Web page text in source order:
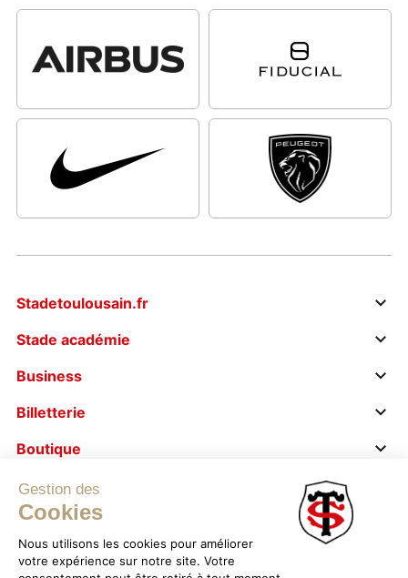
Gestion des
Cookies
Nous utilisons les cookies pour améliorer
votre expérience sur notre site. Votre
Stadetoulousain.fr
Stade académie
Business
Billetterie
Boutique
Le stade s’engage